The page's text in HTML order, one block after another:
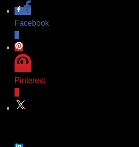
Facebook
Pinterest